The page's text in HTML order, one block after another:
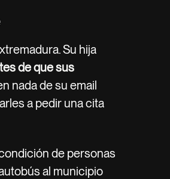
Su hija
de que sus
nada de su email
a pedir una cita
de personas
al municipio